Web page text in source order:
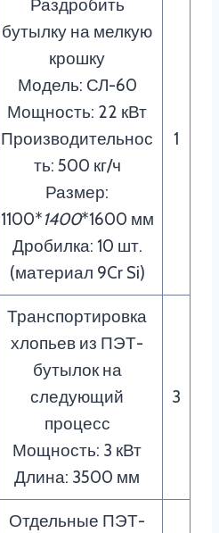
Раздробить
бутылку на мелкую
крошку
Модель: СЛ-60
Мощность: 22 кВт
Производительнос
ть: 500 кг/ч
Размер:
1100*1400*1600 мм
Дробилка: 10 шт.
(материал 9Cr Si)
1
Транспортировка
хлопьев из ПЭТ-
бутылок на
следующий
процесс
Мощность: 3 кВт
Длина: 3500 мм
3
Отдельные ПЭТ-